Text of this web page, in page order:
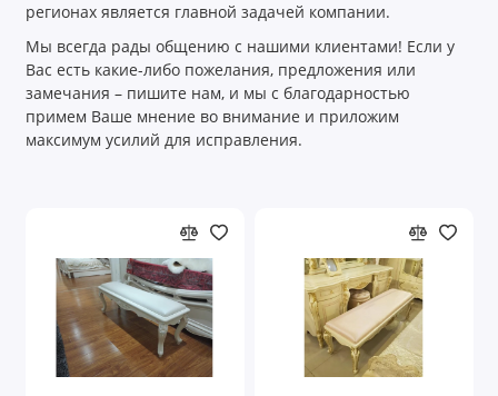
регионах является главной задачей компании.
Мы всегда рады общению с нашими клиентами! Если у
Вас есть какие-либо пожелания, предложения или
замечания – пишите нам, и мы с благодарностью
примем Ваше мнение во внимание и приложим
максимум усилий для исправления.